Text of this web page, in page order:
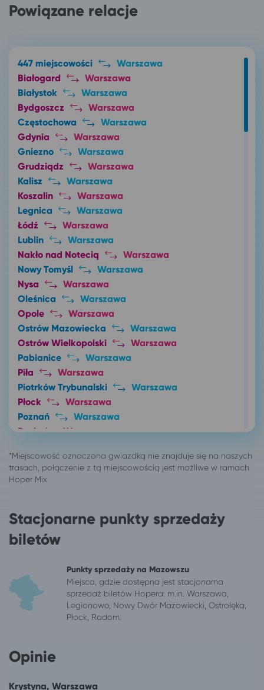
Powiązane relacje
447 miejscowości
Warszawa
Białogard
Warszawa
Białystok
Warszawa
Bydgoszcz
Warszawa
Częstochowa
Warszawa
Gdynia
Warszawa
Gniezno
Warszawa
Grudziądz
Warszawa
Kalisz
Warszawa
Koszalin
Warszawa
Legnica
Warszawa
Łódź
Warszawa
Lublin
Warszawa
Nakło nad Notecią
Warszawa
Nowy Tomyśl
Warszawa
Nysa
Warszawa
Oleśnica
Warszawa
Opole
Warszawa
Ostrów Mazowiecka
Warszawa
Ostrów Wielkopolski
Warszawa
Pabianice
Warszawa
Piła
Warszawa
Piotrków Trybunalski
Warszawa
Płock
Warszawa
Poznań
Warszawa
Puck
Warszawa
Sieradz
Warszawa
Skierniewice
Warszawa
Wałbrzych
Warszawa
Wałcz
Warszawa
Warszawa
Lądek-Zdrój
Warszawa
Ciechocinek
Warszawa
Stronie Śląskie
Szczytna
Warszawa
Warszawa
Warszawa
Stacjonarne punkty sprzedaży
biletów
Punkty sprzedaży na Mazowszu
Miejsca, gdzie dostępna jest stacjonarna
sprzedaż biletów Hopera: m.in. Warszawa,
Legionowo, Nowy Dwór Mazowiecki, Ostrołęka,
Płock, Radom.
Opinie
Krystyna, Warszawa